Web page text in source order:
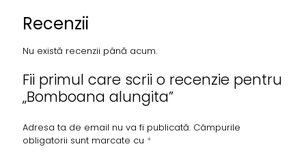
Recenzii
Nu există recenzii până acum.
Fii primul care scrii o recenzie pentru
„Bomboana alungita”
Adresa ta de email nu va fi publicată. Câmpurile
obligatorii sunt marcate cu *